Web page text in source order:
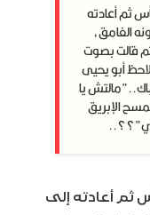
ثم أعادته
الغامق،
قالت بصوت
أبو يحيى
يا
الإبريق
ثم أعادته إلى